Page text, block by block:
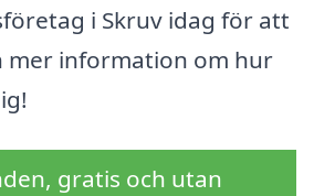
i Skruv idag för att
mer information om hur
gratis och utan